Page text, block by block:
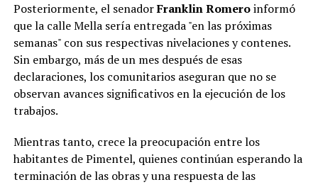
Posteriormente, el senadorFranklin Romeroinformó
que la calle Mella sería entregada "en las próximas
semanas" con sus respectivas nivelaciones y contenes.
Sin embargo, más de un mes después de esas
declaraciones, los comunitarios aseguran que no se
observan avances significativos en la ejecución de los
trabajos.
Mientras tanto, crece la preocupación entre los
habitantes de Pimentel, quienes continúan esperando la
terminación de las obras y una respuesta de las